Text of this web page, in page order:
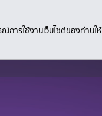
การใช้งานเว็บไซต์ของท่านให้